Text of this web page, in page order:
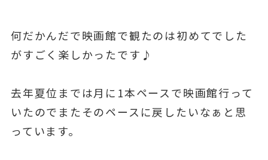
何だかんだで映画館で観たのは初めてでした
がすごく楽しかったです♪
去年夏位までは月に1本ペースで映画館行って
いたのでまたそのペースに戻したいなぁと思
っています。